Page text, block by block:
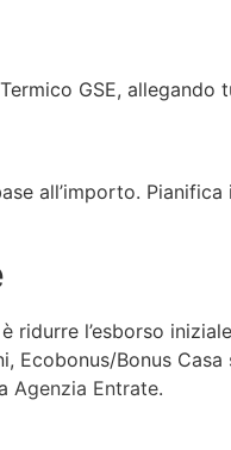
GSE, allegando
all’importo.
ridurre l’esborso
Ecobonus/Bonus
Agenzia Entrate.